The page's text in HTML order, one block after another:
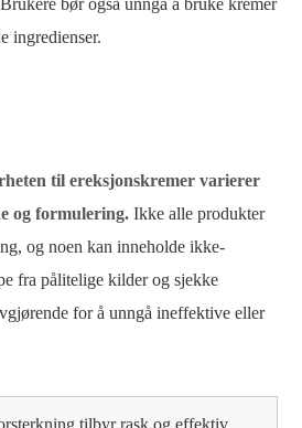
bør også unngå å bruke kremer
ingredienser.
til ereksjonskremer varierer
og formulering. Ikke alle produkter
og noen kan inneholde ikke-
fra pålitelige kilder og sjekke
for å unngå ineffektive eller
tilbyr rask og effektiv